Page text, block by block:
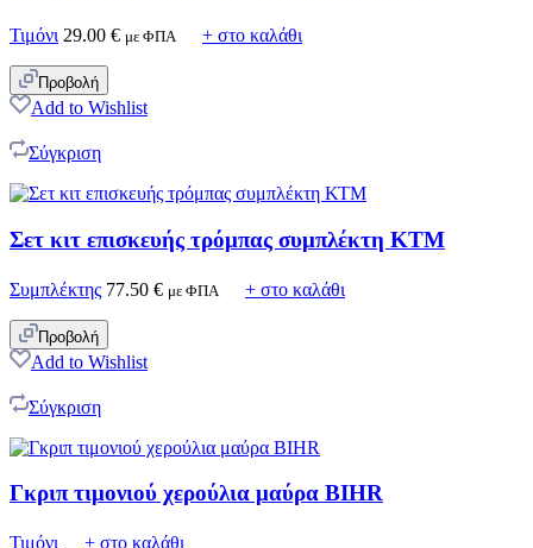
Τιμόνι 29.00 € με ΦΠΑ + στο καλάθι
Προβολή
Add to Wishlist
Σύγκριση
Σετ κιτ επισκευής τρόμπας συμπλέκτη ΚΤΜ
Συμπλέκτης 77.50 € με ΦΠΑ + στο καλάθι
Προβολή
Add to Wishlist
Σύγκριση
Γκριπ τιμονιού χερούλια μαύρα BIHR
Τιμόνι + στο καλάθι